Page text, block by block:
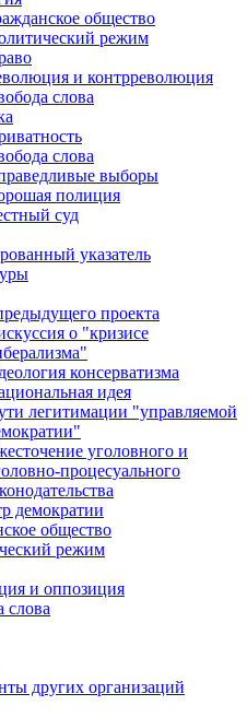
общество
режим
и контрреволюция
слова
слова
выборы
полиция
суд
указатель
проекта
о "кризисе
консерватизма
идея
легитимации "управляемой
уголовного и
процесуального
демократии
общество
режим
и оппозиция
слова
других организаций